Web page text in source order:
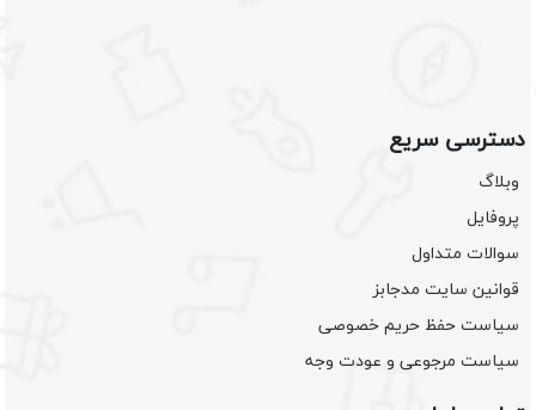
دسترسی سریع
وبلاگ
پروفایل
سوالات متداول
قوانین سایت مدجابز
سیاست حفظ حریم خصوصی
سیاست مرجوعی و عودت وجه